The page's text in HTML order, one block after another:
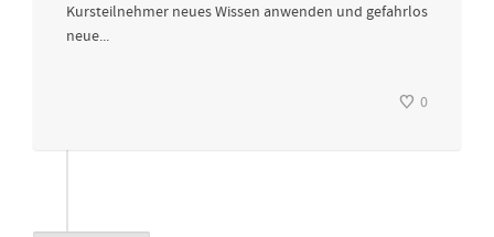
Kursteilnehmer neues Wissen anwenden und gefahrlos
neue...
0